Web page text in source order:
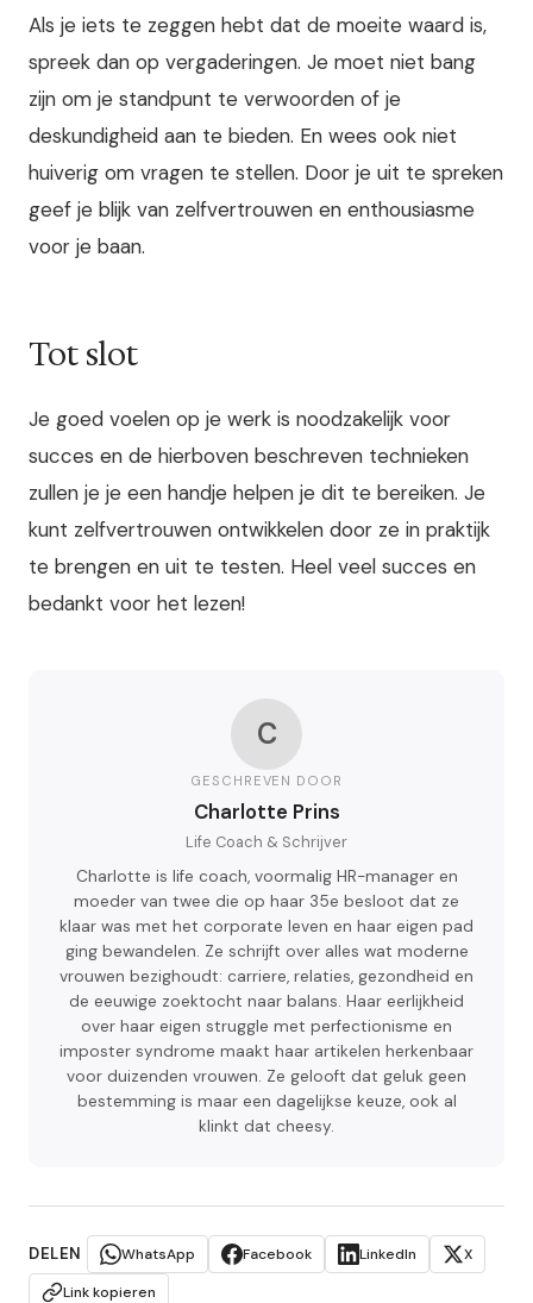
Als je iets te zeggen hebt dat de moeite waard is,
spreek dan op vergaderingen. Je moet niet bang
zijn om je standpunt te verwoorden of je
deskundigheid aan te bieden. En wees ook niet
huiverig om vragen te stellen. Door je uit te spreken
geef je blijk van zelfvertrouwen en enthousiasme
voor je baan.
Tot slot
Je goed voelen op je werk is noodzakelijk voor
succes en de hierboven beschreven technieken
zullen je je een handje helpen je dit te bereiken. Je
kunt zelfvertrouwen ontwikkelen door ze in praktijk
te brengen en uit te testen. Heel veel succes en
bedankt voor het lezen!
C
GESCHREVEN DOOR
Charlotte Prins
Life Coach & Schrijver
Charlotte is life coach, voormalig HR-manager en
moeder van twee die op haar 35e besloot dat ze
klaar was met het corporate leven en haar eigen pad
ging bewandelen. Ze schrijft over alles wat moderne
vrouwen bezighoudt: carriere, relaties, gezondheid en
de eeuwige zoektocht naar balans. Haar eerlijkheid
over haar eigen struggle met perfectionisme en
imposter syndrome maakt haar artikelen herkenbaar
voor duizenden vrouwen. Ze gelooft dat geluk geen
bestemming is maar een dagelijkse keuze, ook al
klinkt dat cheesy.
DELEN WhatsApp Facebook LinkedIn
X
Link kopieren